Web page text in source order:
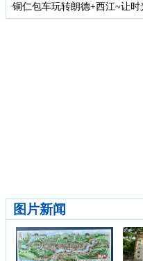
·铜仁包车玩转朗德+西江~让时
图片新闻